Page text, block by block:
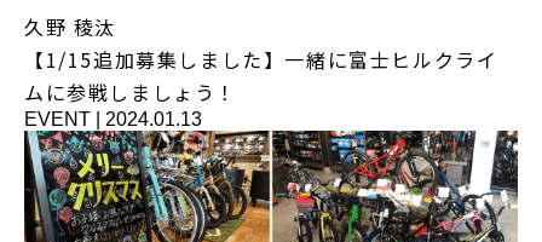
久野 稜汰
【1/15追加募集しました】一緒に富士ヒルクライ
ムに参戦しましょう！
EVENT 2024.01.13